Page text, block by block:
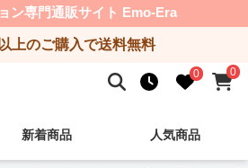
ン専門通販サイト Emo-Era
上のご購入で送料無料
0 0
新着商品 人気商品